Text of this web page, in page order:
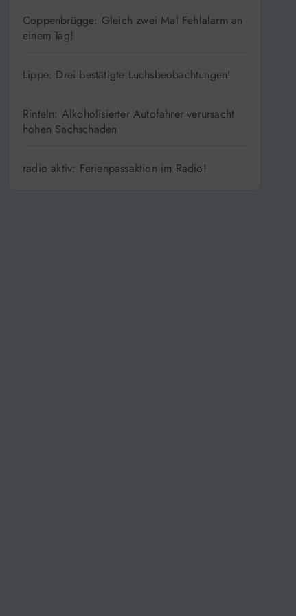
Coppenbrügge: Gleich zwei Mal Fehlalarm an
einem Tag!
Lippe: Drei bestätigte Luchsbeobachtungen!
Rinteln: Alkoholisierter Autofahrer verursacht
hohen Sachschaden
radio aktiv: Ferienpassaktion im Radio!